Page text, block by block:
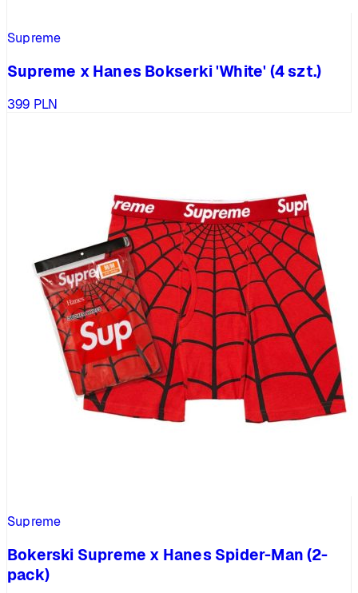
Supreme
Supreme x Hanes Bokserki 'White' (4 szt.)
399 PLN
Supreme
Bokerski Supreme x Hanes Spider-Man (2-
pack)